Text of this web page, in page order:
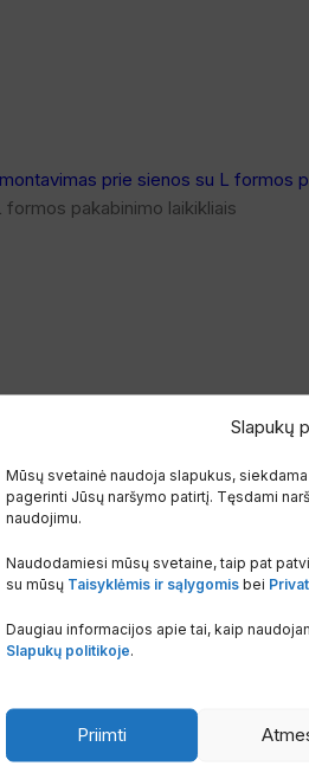
Slapukų
Mūsų svetainė naudoja slapukus,
pagerinti Jūsų naršymo patirtį. Tęsdami
naudojimu.
Naudodamiesi mūsų svetaine, taip pat
su mūsų Taisyklėmis ir sąlygomis bei
Daugiau informacijos apie tai, kaip
Slapukų politikoje.
Priimti
pakabinimo laikikliais